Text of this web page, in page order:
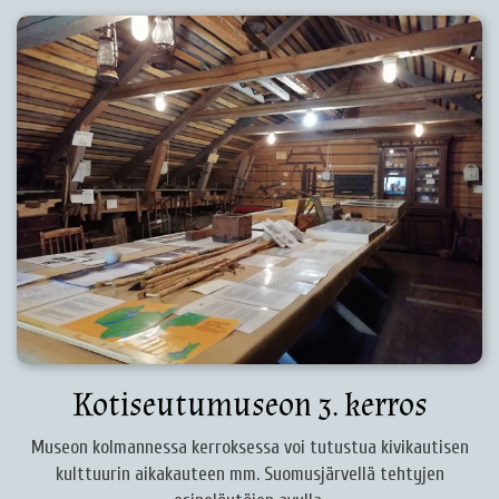
Kotiseutumuseon 3. kerros
Museon kolmannessa kerroksessa voi tutustua kivikautisen
kulttuurin aikakauteen mm. Suomusjärvellä tehtyjen